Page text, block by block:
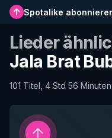
Spotalike
Lieder
Jala Brat
101 Titel, 4 Std 56